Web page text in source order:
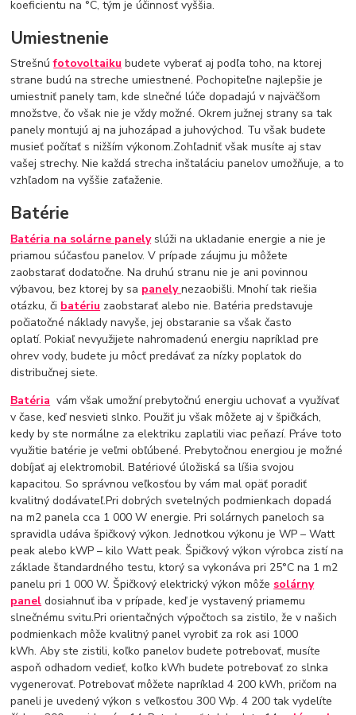
koeficientu na °C, tým je účinnosť vyššia.
Umiestnenie
Strešnúfotovoltaiku budete vyberať aj podľa toho, na ktorej
strane budú na streche umiestnené. Pochopiteľne najlepšie je
umiestniť panely tam, kde slnečné lúče dopadajú v najväčšom
množstve, čo však nie je vždy možné. Okrem južnej strany sa tak
panely montujú aj na juhozápad a juhovýchod. Tu však budete
musieť počítať s nižším výkonom.Zohľadniť však musíte aj stav
vašej strechy. Nie každá strecha inštaláciu panelov umožňuje, a to
vzhľadom na vyššie zaťaženie.
Batérie
Batéria na solárne panelyslúži na ukladanie energie a nie je
priamou súčasťou panelov. V prípade záujmu ju môžete
zaobstarať dodatočne. Na druhú stranu nie je ani povinnou
výbavou, bez ktorej by sa panelynezaobišli. Mnohí tak riešia
otázku, či batériu zaobstarať alebo nie. Batéria predstavuje
počiatočné náklady navyše, jej obstaranie sa však často
oplatí. Pokiaľ nevyužijete nahromadenú energiu napríklad pre
ohrev vody, budete ju môcť predávať za nízky poplatok do
distribučnej siete.
Batéria vám však umožní prebytočnú energiu uchovať a využívať
v čase, keď nesvieti slnko. Použiť ju však môžete aj v špičkách,
kedy by ste normálne za elektriku zaplatili viac peňazí. Práve toto
využitie batérie je veľmi obľúbené. Prebytočnou energiou je možné
dobíjať aj elektromobil. Batériové úložiská sa líšia svojou
kapacitou. So správnou veľkosťou by vám mal opäť poradiť
kvalitný dodávateľ.Pri dobrých svetelných podmienkach dopadá
na m2 panela cca 1 000 W energie. Pri solárnych paneloch sa
spravidla udáva špičkový výkon. Jednotkou výkonu je WP – Watt
peak alebo kWP – kilo Watt peak. Špičkový výkon výrobca zistí na
základe štandardného testu, ktorý sa vykonáva pri 25°C na 1 m2
panelu pri 1 000 W. Špičkový elektrický výkon môže solárny
panel dosiahnuť iba v prípade, keď je vystavený priamemu
slnečnému svitu.Pri orientačných výpočtoch sa zistilo, že v našich
podmienkach môže kvalitný panel vyrobiť za rok asi 1000
kWh. Aby ste zistili, koľko panelov budete potrebovať, musíte
aspoň odhadom vedieť, koľko kWh budete potrebovať zo slnka
vygenerovať. Potrebovať môžete napríklad 4 200 kWh, pričom na
paneli je uvedený výkon s veľkosťou 300 Wp. 4 200 tak vydelíte